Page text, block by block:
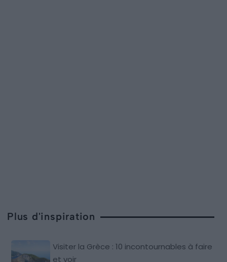
Plus d'inspiration
Visiter la Grèce : 10 incontournables à faire
et voir